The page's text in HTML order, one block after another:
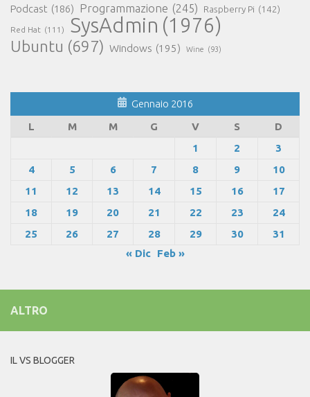
Podcast (186) Programmazione (245) Raspberry Pi (142)
Red Hat (111) SysAdmin (1976)
Ubuntu (697) Windows (195) Wine (93)
Gennaio 2016
L
M M G V S
D
1
2
3
4
5 6 7 8 9
10
11
12 13 14 15 16
17
18
19 20 21 22 23
24
25
26 27 28 29 30
31
« Dic
Feb »
ALTRO
IL VS BLOGGER